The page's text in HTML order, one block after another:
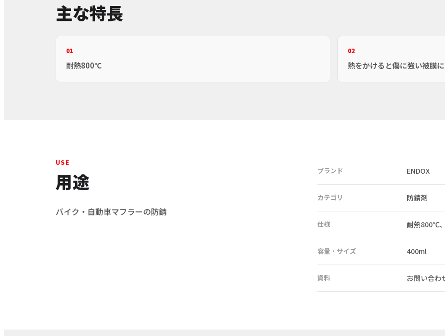
主な特長
01
耐熱800℃
02
熱をかけると傷に強い被膜
USE
用途
バイク・自動車マフラーの防錆
ブランド ENDOX
カテゴリ 防錆剤
仕様 耐熱800℃
容量・サイズ 400ml
資料 お問い合わ